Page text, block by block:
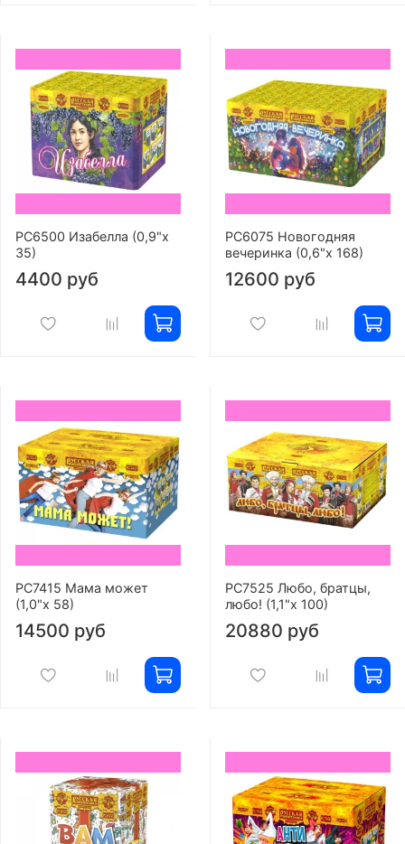
РС6500 Изабелла (0,9"х
35)
4400 руб
РС6075 Новогодняя
вечеринка (0,6"х 168)
12600 руб
РС7415 Мама может
(1,0"х 58)
14500 руб
РС7525 Любо, братцы,
любо! (1,1"х 100)
20880 руб